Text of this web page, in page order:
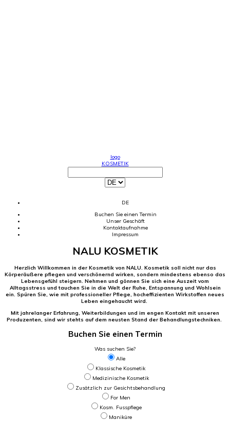
logo
KOSMETIK
DE
Buchen Sie einen Termin
Unser Geschäft
Kontaktaufnahme
Impressum
NALU KOSMETIK
Herzlich Willkommen in der Kosmetik von NALU. Kosmetik soll nicht nur das
Körperäußere pflegen und verschönernd wirken, sondern mindestens ebenso das
Lebensgefühl steigern. Nehmen und gönnen Sie sich eine Auszeit vom
Alltagsstress und tauchen Sie in die Welt der Ruhe, Entspannung und Wohlsein
ein. Spüren Sie, wie mit professioneller Pflege, hocheffizienten Wirkstoffen neues
Leben eingehaucht wird.
Mit jahrelanger Erfahrung, Weiterbildungen und im engen Kontakt mit unseren
Produzenten, sind wir stehts auf dem neusten Stand der Behandlungstechniken.
Buchen Sie einen Termin
Was suchen Sie?
Alle
Klassische Kosmetik
Medizinische Kosmetik
Zusätzlich zur Gesichtsbehandlung
For Men
Kosm. Fusspflege
Maniküre